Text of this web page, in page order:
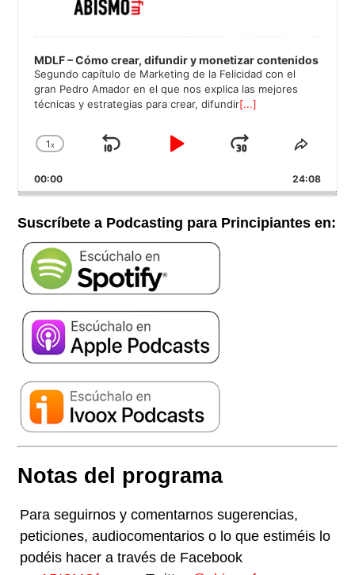
MDLF – Cómo crear, difundir y monetizar contenidos
Segundo capítulo de Marketing de la Felicidad con el
gran Pedro Amador en el que nos explica las mejores
técnicas y estrategias para crear, difundir[...]
Cambiar
velocidad
de
reproducción
1x
Saltar
atrás
Reproducir
Pausar
Avanzar
00:00 24:08
Suscríbete a Podcasting para Principiantes en:
Notas del programa
Para seguirnos y comentarnos sugerencias,
peticiones, audiocomentarios o lo que estiméis lo
podéis hacer a través de Facebook